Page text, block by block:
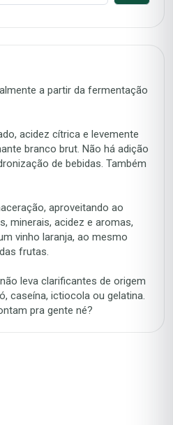
a partir da fermentação
acidez cítrica e levemente
branco brut. Não há adição
de bebidas. Também
aproveitando ao
minerais, acidez e aromas,
vinho laranja, ao mesmo
leva clarificantes de origem
caseína, ictiocola ou gelatina.
pra gente né?